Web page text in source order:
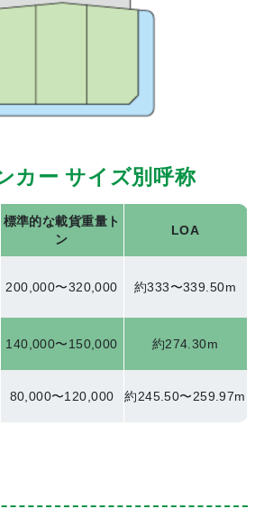
カー サイズ別呼称
標準的な載貨重量ト
ン
LOA
200,000〜320,000 約333〜339.50m
140,000〜150,000 約274.30m
80,000〜120,000 約245.50〜259.97m